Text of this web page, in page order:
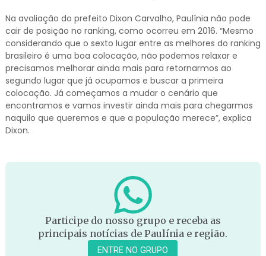
Na avaliação do prefeito Dixon Carvalho, Paulínia não pode
cair de posição no ranking, como ocorreu em 2016. “Mesmo
considerando que o sexto lugar entre as melhores do ranking
brasileiro é uma boa colocação, não podemos relaxar e
precisamos melhorar ainda mais para retornarmos ao
segundo lugar que já ocupamos e buscar a primeira
colocação. Já começamos a mudar o cenário que
encontramos e vamos investir ainda mais para chegarmos
naquilo que queremos e que a população merece”, explica
Dixon.
Participe do nosso grupo e receba as
principais notícias de Paulínia e região.
ENTRE NO GRUPO